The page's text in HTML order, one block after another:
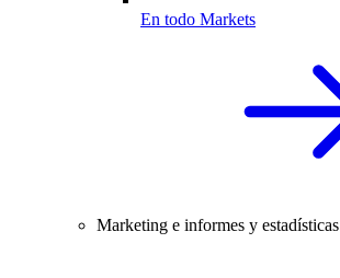
En todo Markets
Marketing e informes y estadísticas